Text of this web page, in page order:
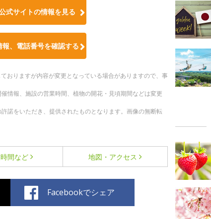
式サイトの情報を見る
、電話番号を確認する
おりますが内容が変更となっている場合がありますので、事
情報、施設の営業時間、植物の開花・見頃期間などは変更
諾をいただき、提供されたものとなります。画像の無断転
間など 地図・アクセス
Facebookでシェア